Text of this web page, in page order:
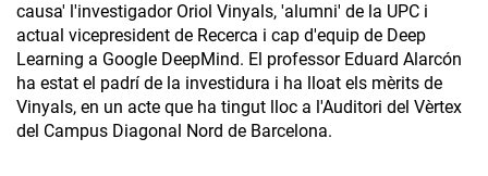
causa' l'investigador Oriol Vinyals, 'alumni' de la UPC i
actual vicepresident de Recerca i cap d'equip de Deep
Learning a Google DeepMind. El professor Eduard Alarcón
ha estat el padrí de la investidura i ha lloat els mèrits de
Vinyals, en un acte que ha tingut lloc a l'Auditori del Vèrtex
del Campus Diagonal Nord de Barcelona.